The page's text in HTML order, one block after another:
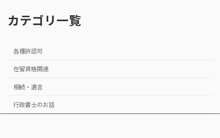
カテゴリ一覧
各種許認可
在留資格関連
相続・遺言
行政書士のお話